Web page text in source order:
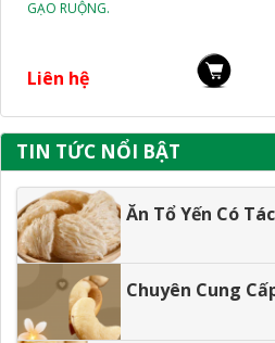
TIN TỨC NỔI BẬT
Ăn Tổ Yến Có